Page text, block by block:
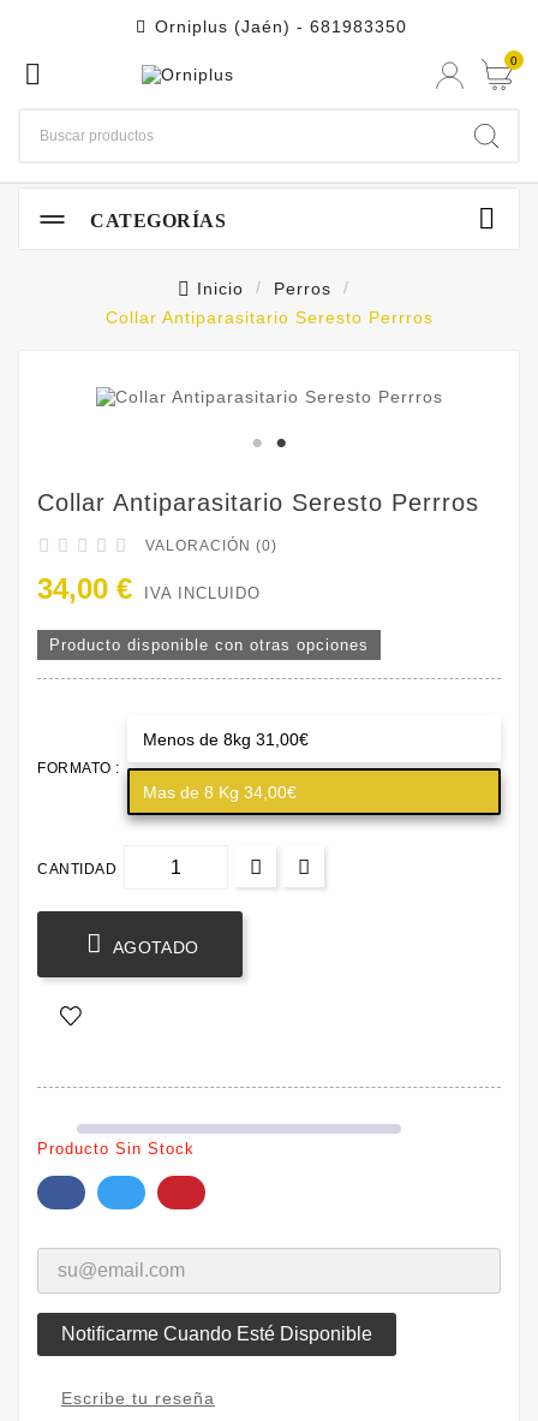
 Orniplus (Jaén) - 681983350
 0
CATEGORÍAS 
Inicio
Perros
Collar Antiparasitario Seresto Perrros
Collar Antiparasitario Seresto Perrros
     VALORACIÓN (0)
34,00 € IVA INCLUIDO
Producto disponible con otras opciones
FORMATO :
Menos de 8kg 31,00€
Mas de 8 Kg 34,00€
CANTIDAD
 AGOTADO
Producto Sin Stock
Notificarme Cuando Esté Disponible
Escribe tu reseña